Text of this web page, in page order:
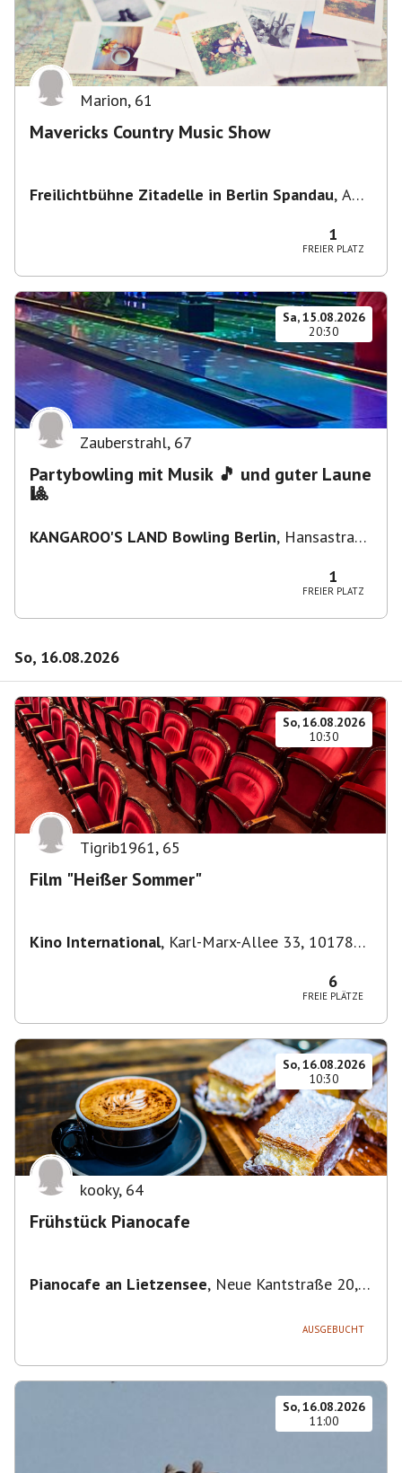
Marion, 61
Mavericks Country Music Show
Freilichtbühne Zitadelle in Berlin Spandau, Am
1
FREIER PLATZ
Sa, 15.08.2026
20:30
Zauberstrahl, 67
Partybowling mit Musik 🎵 und guter Laune
🎱
KANGAROO'S LAND Bowling Berlin, Hansastraße
1
FREIER PLATZ
So, 16.08.2026
So, 16.08.2026
10:30
Tigrib1961, 65
Film "Heißer Sommer"
Kino International, Karl-Marx-Allee 33, 10178
6
FREIE PLÄTZE
So, 16.08.2026
10:30
kooky, 64
Frühstück Pianocafe
Pianocafe an Lietzensee, Neue Kantstraße 20,
AUSGEBUCHT
So, 16.08.2026
11:00